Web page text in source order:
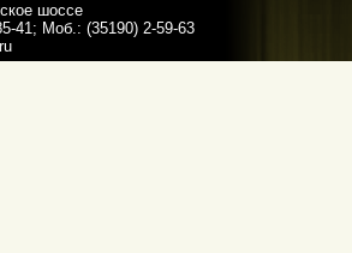
шоссе
41; Моб.: (35190) 2-59-63